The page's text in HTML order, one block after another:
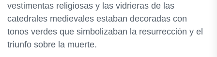
vestimentas religiosas y las vidrieras de las
catedrales medievales estaban decoradas con
tonos verdes que simbolizaban la resurrección y el
triunfo sobre la muerte.